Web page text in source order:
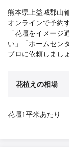
熊本県上益城郡山
オンラインで予約
「花壇をイメー
い」「ホームセン
プロに依頼しまし
花植えの相場
花壇1平米あたり